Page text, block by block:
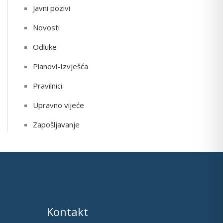
Javni pozivi
Novosti
Odluke
Planovi-Izvješća
Pravilnici
Upravno vijeće
Zapošljavanje
Kontakt